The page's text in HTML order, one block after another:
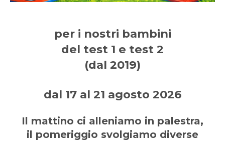
per i nostri bambini
del test 1 e test 2
(dal 2019)
dal 17 al 21 agosto 2026
Il mattino ci alleniamo in palestra,
il pomeriggio svolgiamo diverse